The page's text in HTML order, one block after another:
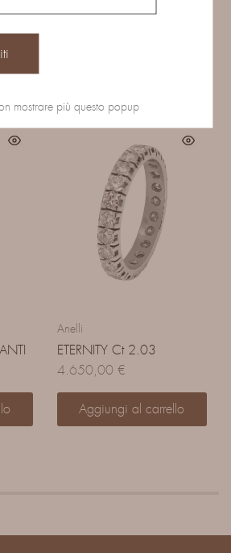
correlati
Anelli
ETERNITY Ct 2.03
4.650,00 €
Aggiungi al carrello
mostrare più questo popup